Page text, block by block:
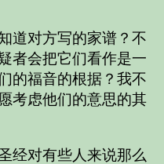
道对方写的家谱？不
者会把它们看作是一
的福音的根据？我不
考虑他们的意思的其
经对有些人来说那么